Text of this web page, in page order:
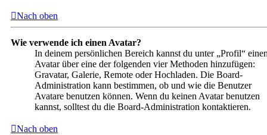
Nach oben
Wie verwende ich einen Avatar?
In deinem persönlichen Bereich kannst du unter „Profil“
Avatar über eine der folgenden vier Methoden hinzufügen:
Gravatar, Galerie, Remote oder Hochladen. Die Board-
Administration kann bestimmen, ob und wie die Benutzer
Avatare benutzen können. Wenn du keinen Avatar benutzen
kannst, solltest du die Board-Administration kontaktieren.
Nach oben